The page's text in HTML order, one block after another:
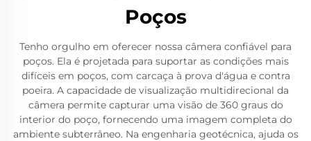
Poços
Tenho orgulho em oferecer nossa câmera confiável para
poços. Ela é projetada para suportar as condições mais
difíceis em poços, com carcaça à prova d'água e contra
poeira. A capacidade de visualização multidirecional da
câmera permite capturar uma visão de 360 graus do
interior do poço, fornecendo uma imagem completa do
ambiente subterrâneo. Na engenharia geotécnica, ajuda os